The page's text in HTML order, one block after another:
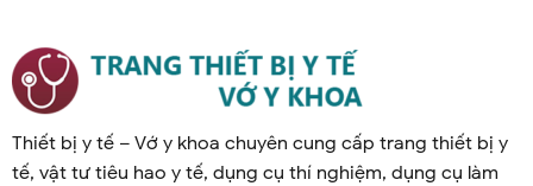
Thiết bị y tế – Vớ y khoa chuyên cung cấp trang thiết bị y
tế, vật tư tiêu hao y tế, dụng cụ thí nghiệm, dụng cụ làm